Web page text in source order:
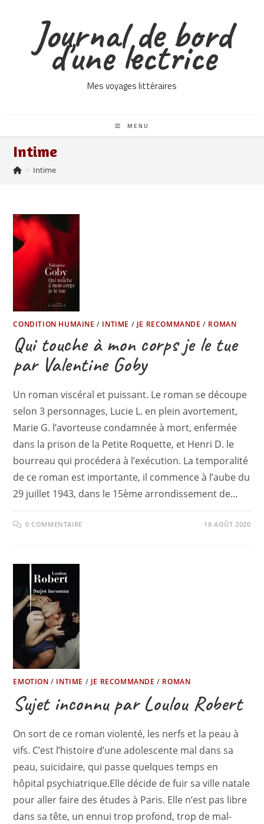
Journal de bord
d'une lectrice
Mes voyages littéraires
MENU
Intime
> Intime
CONDITION HUMAINE / INTIME / JE RECOMMANDE / ROMAN
Qui touche à mon corps je le tue
par Valentine Goby
Un roman viscéral et puissant. Le roman se découpe
selon 3 personnages, Lucie L. en plein avortement,
Marie G. l’avorteuse condamnée à mort, enfermée
dans la prison de la Petite Roquette, et Henri D. le
bourreau qui procédera à l’exécution. La temporalité
de ce roman est importante, il commence à l’aube du
29 juillet 1943, dans le 15ème arrondissement de…
0 COMMENTAIRE 18 AOÛT 2020
EMOTION / INTIME / JE RECOMMANDE / ROMAN
Sujet inconnu par Loulou Robert
On sort de ce roman violenté, les nerfs et la peau à
vifs. C’est l’histoire d’une adolescente mal dans sa
peau, suicidaire, qui passe quelques temps en
hôpital psychiatrique.Elle décide de fuir sa ville natale
pour aller faire des études à Paris. Elle n’est pas libre
dans sa tête, un ennui trop profond, trop de mal-